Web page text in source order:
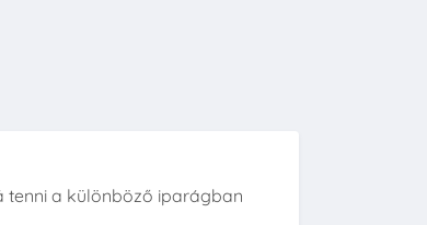
tenni a különböző iparágban